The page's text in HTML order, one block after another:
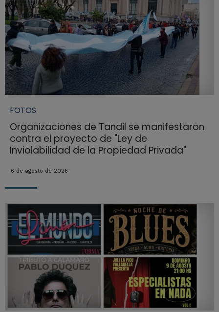
FOTOS
Organizaciones de Tandil se manifestaron
contra el proyecto de "Ley de
Inviolabilidad de la Propiedad Privada"
6 de agosto de 2026